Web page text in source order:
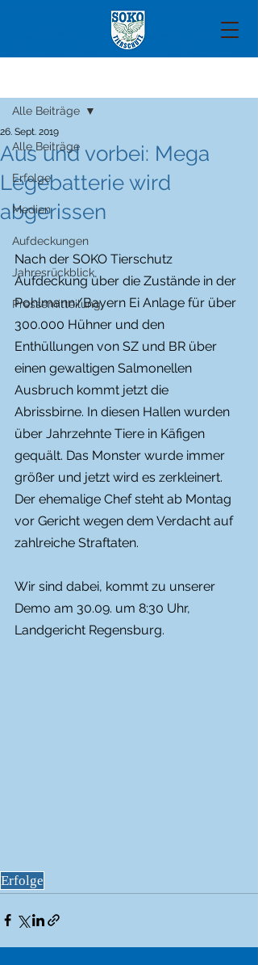
Alle Beiträge
Erfolge
Medien
Aufdeckungen
Jahresrückblick
Pressemitteilung
Alle Beiträge
Aus und vorbei: Mega
Legebatterie wird
abgerissen
26. Sept. 2019
Nach der SOKO Tierschutz
Aufdeckung über die Zustände in der
Pohlmann/Bayern Ei Anlage für über
300.000 Hühner und den
Enthüllungen von SZ und BR über
einen gewaltigen Salmonellen
Ausbruch kommt jetzt die
Abrissbirne. In diesen Hallen wurden
über Jahrzehnte Tiere in Käfigen
gequält. Das Monster wurde immer
größer und jetzt wird es zerkleinert.
Der ehemalige Chef steht ab Montag
vor Gericht wegen dem Verdacht auf
zahlreiche Straftaten.
Wir sind dabei, kommt zu unserer
Demo am 30.09. um 8:30 Uhr,
Landgericht Regensburg.
Erfolge